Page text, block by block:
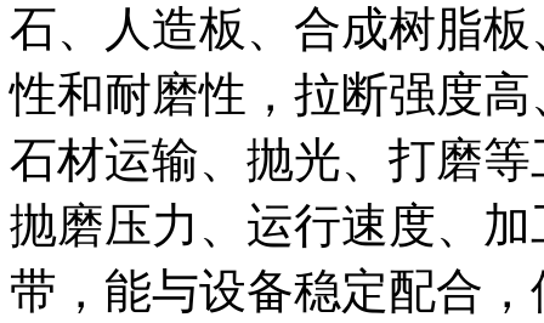
石、人造板、合成树脂
性和耐磨性，拉断强度
石材运输、抛光、打磨
抛磨压力、运行速度、
带，能与设备稳定配合